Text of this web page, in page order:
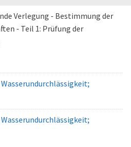
Verlegung - Bestimmung der
- Teil 1: Prüfung der